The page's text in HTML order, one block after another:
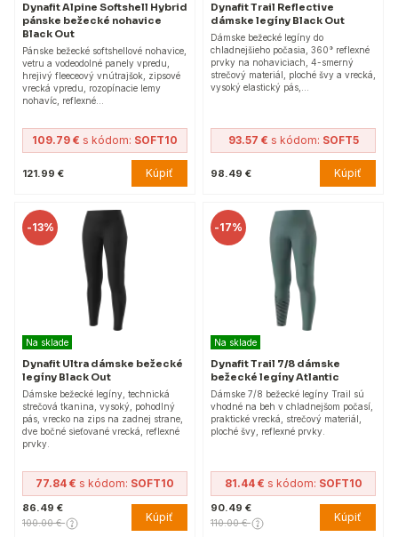
Dynafit Alpine Softshell Hybrid
pánske bežecké nohavice
Black Out
Pánske bežecké softshellové nohavice,
vetru a vodeodolné panely vpredu,
hrejivý fleeceový vnútrajšok, zipsové
vrecká vpredu, rozopínacie lemy
nohavíc, reflexné…
109.79 € s kódom: SOFT10
121.99 € Kúpiť
Dynafit Trail Reflective
dámske legíny Black Out
Dámske bežecké legíny do
chladnejšieho počasia, 360° reflexné
prvky na nohaviciach, 4-smerný
strečový materiál, ploché švy a vrecká,
vysoký elastický pás,…
93.57 € s kódom: SOFT5
98.49 € Kúpiť
-13%
Na sklade
Dynafit Ultra dámske bežecké
legíny Black Out
Dámske bežecké legíny, technická
strečová tkanina, vysoký, pohodlný
pás, vrecko na zips na zadnej strane,
dve bočné sieťované vrecká, reflexné
prvky.
77.84 € s kódom: SOFT10
86.49 €
100.00 € Kúpiť
-17%
Na sklade
Dynafit Trail 7/8 dámske
bežecké legíny Atlantic
Dámske 7/8 bežecké legíny Trail sú
vhodné na beh v chladnejšom počasí,
praktické vrecká, strečový materiál,
ploché švy, reflexné prvky.
81.44 € s kódom: SOFT10
90.49 €
110.00 € Kúpiť